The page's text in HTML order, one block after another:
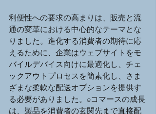
利便性への要求の高まりは、販売と流
通の変革における中心的なテーマとな
りました。進化する消費者の期待に応
えるために、企業はウェブサイトをモ
バイルデバイス向けに最適化し、チェ
ックアウトプロセスを簡素化し、さま
ざまな柔軟な配送オプションを提供す
る必要がありました。eコマースの成長
は、製品を消費者の玄関先まで直接配